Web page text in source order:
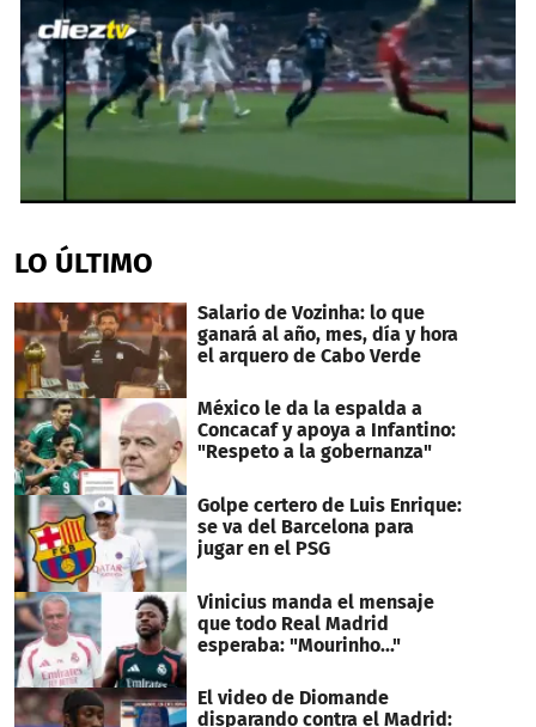
of
1
23
seconds
LO ÚLTIMO
Salario de Vozinha: lo que
ganará al año, mes, día y hora
el arquero de Cabo Verde
México le da la espalda a
Concacaf y apoya a Infantino:
"Respeto a la gobernanza"
Golpe certero de Luis Enrique:
se va del Barcelona para
jugar en el PSG
Vinicius manda el mensaje
que todo Real Madrid
esperaba: "Mourinho..."
El video de Diomande
disparando contra el Madrid: